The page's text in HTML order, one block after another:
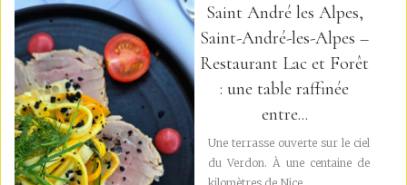
Saint André les Alpes,
Saint-André-les-Alpes –
Restaurant Lac et Forêt
: une table raffinée
entre...
Une terrasse ouverte sur le ciel
du Verdon. À une centaine de